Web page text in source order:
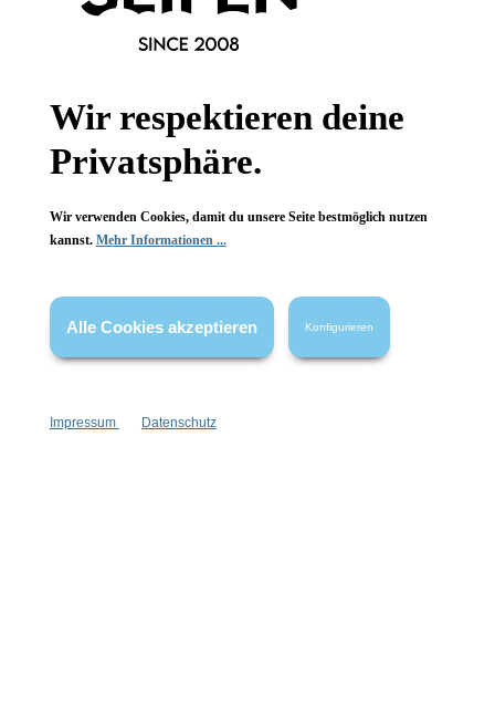
Gesetzliche Informationen
FAQ
* Alle Preise inkl. gesetzl. Mehrwertsteuer zzgl. Versandkosten
wenn nicht anders angegeben.
Wir respektieren deine
Privatsphäre.
Wir verwenden Cookies, damit du unsere Seite bestmöglich nutzen
kannst. Mehr Informationen ...
Alle Cookies akzeptieren Konfigurieren
Impressum Datenschutz